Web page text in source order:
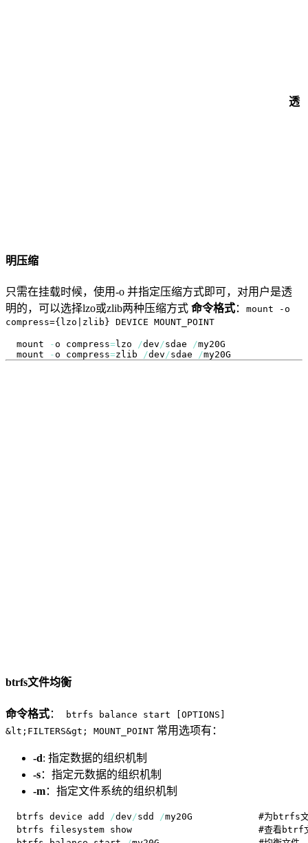
透
明压缩
只需在挂载时候，使用-o 并指定压缩方式即可，对用户是透
明的，可以选择lzo或zlib两种压缩方式 命令格式： mount -o
compress={lzo|zlib} DEVICE MOUNT_POINT
mount -o compress=lzo /dev/sdae /
mount
-o compress=zlib /dev/sdae /
btrfs文件均衡
命令格式：
btrfs balance start [OPTIONS]
&lt;FILTERS&gt; MOUNT_POINT 常用选项有：
-d: 指定数据的组织机制
-s：指定元数据的组织机制
-m：指定文件系统的组织机制
btrfs device add /dev /sdd /